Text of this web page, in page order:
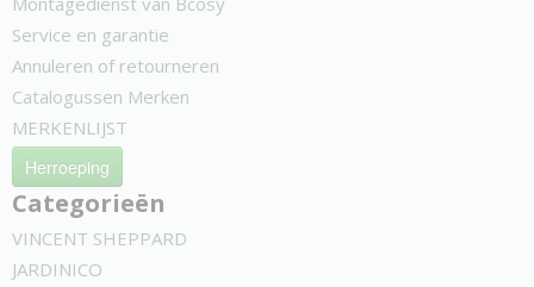
Service en garantie
Annuleren of retourneren
Catalogussen Merken
MERKENLIJST
Herroeping
Categorieën
VINCENT SHEPPARD
JARDINICO